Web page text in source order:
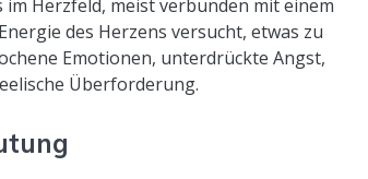
Herzfeld, meist verbunden mit einem
des Herzens versucht, etwas zu
Emotionen, unterdrückte Angst,
Überforderung.